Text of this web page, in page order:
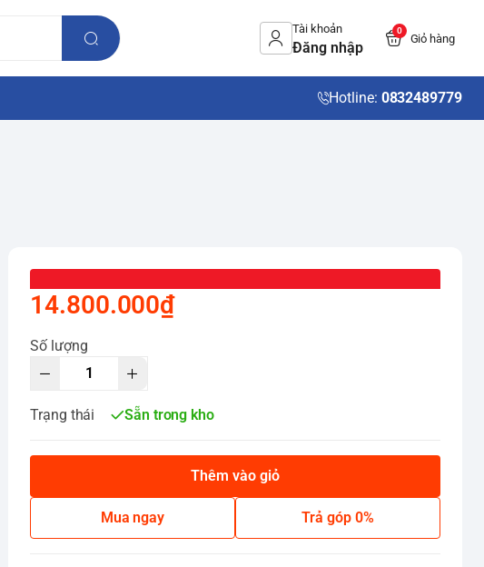
Tài khoản
Đăng nhập
0
Giỏ hàng
Hotline: 0832489779
14.800.000₫
Số lượng
Trạng thái Sẵn trong kho
Thêm vào giỏ
Mua ngay Trả góp 0%